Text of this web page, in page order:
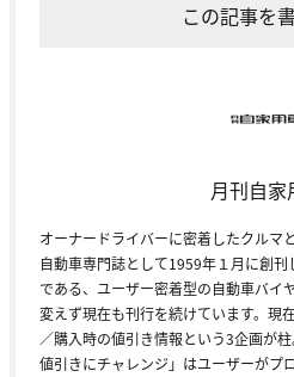
この記事を
月刊自家
オーナードライバーに密着したクルマ
自動車専門誌として1959年１月に創
である、ユーザー密着型の自動車バイ
変えず現在も刊行を続けています。現
／購入時の値引き情報という3企画が
値引きにチャレンジ」はユーザーがプ